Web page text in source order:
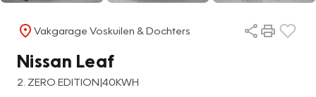
Vakgarage Voskuilen & Dochters
Nissan Leaf
2. ZERO EDITION|40KWH